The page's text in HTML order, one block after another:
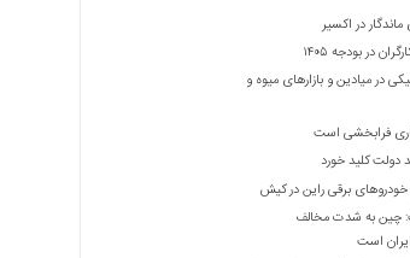
در اکسیر
در بودجه ۱۴۰۵
در میادین و بازارهای میوه و
فرابخشی است
کلید خورد
خودروهای برقی راین در کیش
چین به شدت مخالف
است